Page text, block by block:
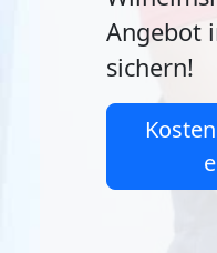
Angebot
sichern!